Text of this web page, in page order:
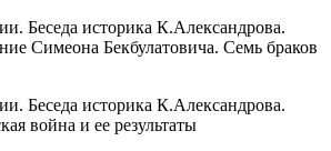
Беседа историка К.Александрова.
Симеона Бекбулатовича. Семь браков
Беседа историка К.Александрова.
война и ее результаты